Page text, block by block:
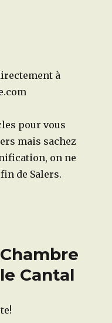
à
pour vous
mais sachez
on ne
de Salers.
Cantal